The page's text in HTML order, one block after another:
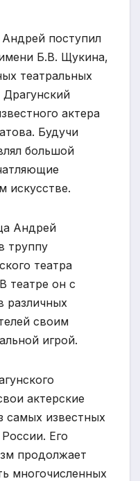
поступил
Б.В. Щукина,
театральных
актера
Будучи
большой
искусстве.
Андрей
труппу
театра
театре он с
различных
своим
игрой.
актерские
самых известных
Его
продолжает
многочисленных